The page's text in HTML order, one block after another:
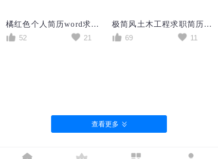
橘红色个人简历word求职简历空白简历模板
52
21
极简风土木工程求职简历个人简历简历word模板
69
11
查看更多